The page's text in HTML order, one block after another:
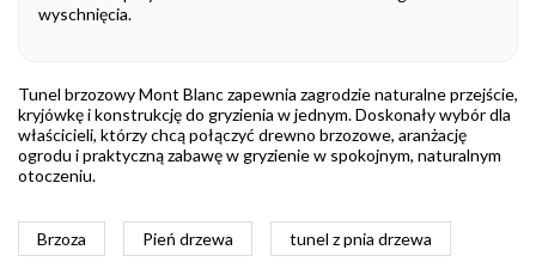
wyschnięcia.
Tunel brzozowy Mont Blanc zapewnia zagrodzie naturalne przejście,
kryjówkę i konstrukcję do gryzienia w jednym. Doskonały wybór dla
właścicieli, którzy chcą połączyć drewno brzozowe, aranżację
ogrodu i praktyczną zabawę w gryzienie w spokojnym, naturalnym
otoczeniu.
Brzoza Pień drzewa tunel z pnia drzewa